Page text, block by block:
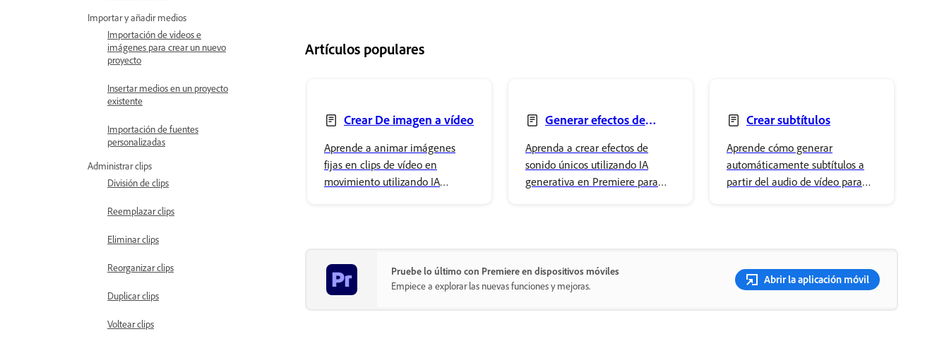
Importar y añadir medios
Importación de videos e
imágenes para crear un nuevo
proyecto
Insertar medios en un proyecto
existente
Importación de fuentes
personalizadas
Administrar clips
División de clips
Reemplazar clips
Eliminar clips
Reorganizar clips
Duplicar clips
Voltear clips
Artículos populares
Crear De imagen a vídeo
Aprende a animar imágenes
fijas en clips de vídeo en
movimiento utilizando IA
Generar efectos de
Aprenda a crear efectos de
sonido únicos utilizando IA
generativa en Premiere para
Crear subtítulos
Aprende cómo generar
automáticamente subtítulos a
partir del audio de vídeo para
Pruebe lo último con Premiere en dispositivos móviles
Empiece a explorar las nuevas funciones y mejoras.
Abrir la aplicación móvil